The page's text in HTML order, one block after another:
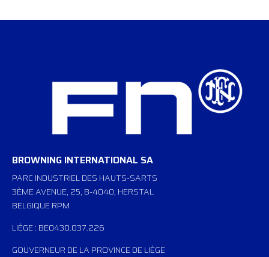
BROWNING INTERNATIONAL SA
PARC INDUSTRIEL DES HAUTS-SARTS
3ÈME AVENUE, 25, B-4040, HERSTAL
BELGIQUE RPM
LIÈGE : BE0430.037.226
GOUVERNEUR DE LA PROVINCE DE LIÈGE